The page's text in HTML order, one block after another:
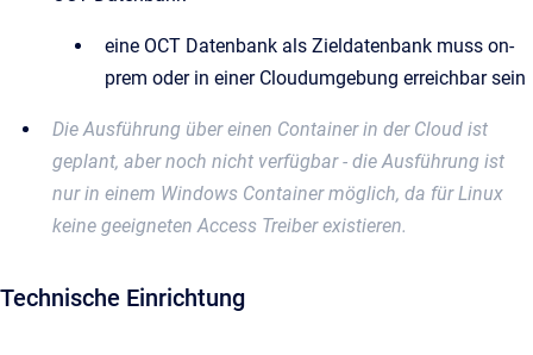
eine OCT Datenbank als Zieldatenbank muss on-
prem oder in einer Cloudumgebung erreichbar sein
Die Ausführung über einen Container in der Cloud ist
geplant, aber noch nicht verfügbar - die Ausführung ist
nur in einem Windows Container möglich, da für Linux
keine geeigneten Access Treiber existieren.
Technische Einrichtung